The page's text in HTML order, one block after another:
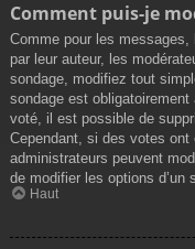
Comment puis-je
Comme pour les
par leur auteur, les
sondage, modifiez tout
sondage est obligatoirement
voté, il est possible de
Cependant, si des votes
administrateurs peuvent
de modifier les options d’un
Haut